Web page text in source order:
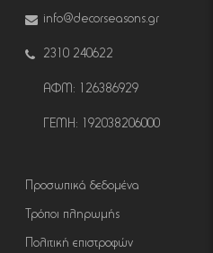
info@decorseasons.gr
2310 240622
ΑΦΜ: 126386929
ΓΕΜΗ: 192038206000
Προσωπικά δεδομένα
Τρόποι πληρωμής
Πολιτική επιστροφών